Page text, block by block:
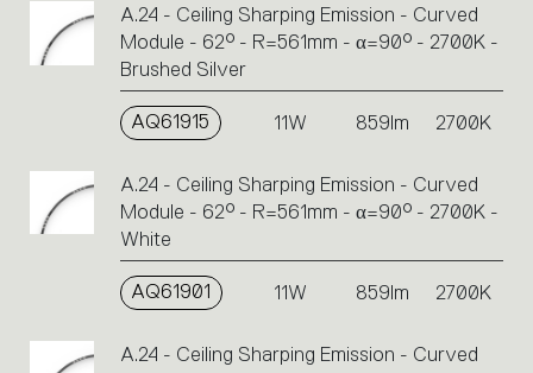
A.24 - Ceiling Sharping Emission - Curved
Module - 62° - R=561mm - α=90° - 2700K -
Brushed Silver
AQ61915 11W 859lm 2700K
A.24 - Ceiling Sharping Emission - Curved
Module - 62° - R=561mm - α=90° - 2700K -
White
AQ61901 11W 859lm 2700K
A.24 - Ceiling Sharping Emission - Curved